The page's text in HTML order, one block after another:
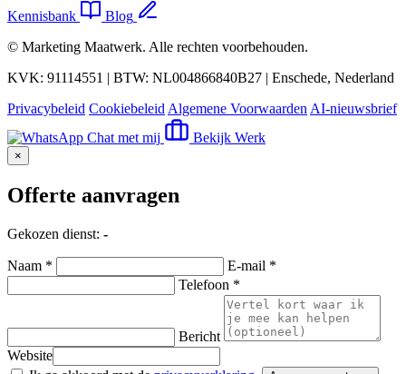
Kennisbank
Blog
© Marketing Maatwerk. Alle rechten voorbehouden.
KVK: 91114551 | BTW: NL004866840B27 | Enschede, Nederland
Privacybeleid Cookiebeleid Algemene Voorwaarden AI-nieuwsbrief
Chat met mij
Bekijk Werk
×
Offerte aanvragen
Gekozen dienst: -
Naam *
E-mail *
Telefoon *
Bericht
Website